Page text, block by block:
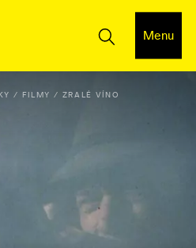
Menu
FILMY ZRALÉ VÍNO